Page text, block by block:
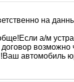
на
а/м
возможно
автомобиль